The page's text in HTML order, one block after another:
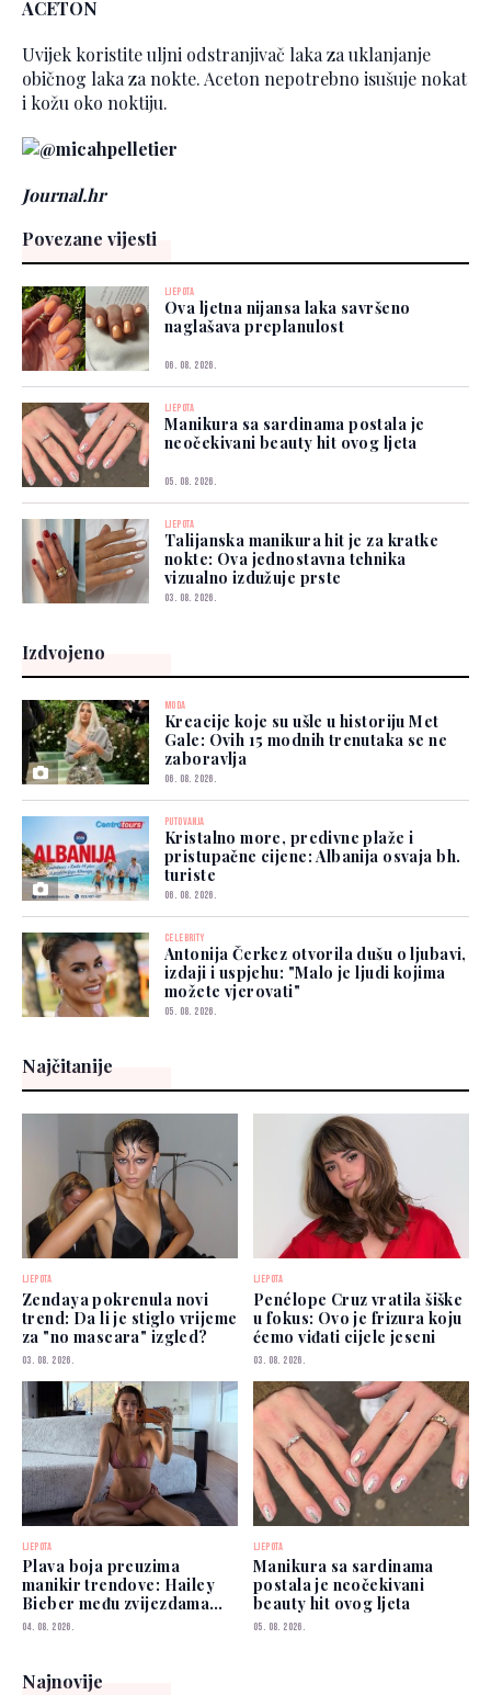
ACETON
Uvijek koristite uljni odstranjivač laka za uklanjanje
običnog laka za nokte. Aceton nepotrebno isušuje nokat
i kožu oko noktiju.
Journal.hr
Povezane vijesti
LJEPOTA
Ova ljetna nijansa laka savršeno
naglašava preplanulost
06. 08. 2026.
LJEPOTA
Manikura sa sardinama postala je
neočekivani beauty hit ovog ljeta
05. 08. 2026.
LJEPOTA
Talijanska manikura hit je za kratke
nokte: Ova jednostavna tehnika
vizualno izdužuje prste
03. 08. 2026.
Izdvojeno
MODA
Kreacije koje su ušle u historiju Met
Gale: Ovih 15 modnih trenutaka se ne
zaboravlja
06. 08. 2026.
PUTOVANJA
Kristalno more, predivne plaže i
pristupačne cijene: Albanija osvaja bh.
turiste
06. 08. 2026.
CELEBRITY
Antonija Čerkez otvorila dušu o ljubavi,
izdaji i uspjehu: "Malo je ljudi kojima
možete vjerovati"
05. 08. 2026.
Najčitanije
LJEPOTA
Zendaya pokrenula novi
trend: Da li je stiglo vrijeme
za "no mascara" izgled?
03. 08. 2026.
LJEPOTA
Penélope Cruz vratila šiške
u fokus: Ovo je frizura koju
ćemo viđati cijele jeseni
03. 08. 2026.
LJEPOTA
Plava boja preuzima
manikir trendove: Hailey
Bieber među zvijezdama
koje je već nose
04. 08. 2026.
LJEPOTA
Manikura sa sardinama
postala je neočekivani
beauty hit ovog ljeta
05. 08. 2026.
Najnovije